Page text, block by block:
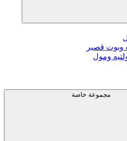
وبوت قصير
ومول
مجموعة خاصة